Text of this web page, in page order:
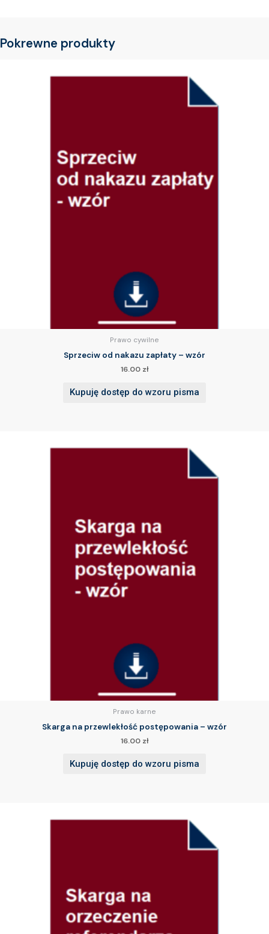
Pokrewne produkty
Prawo cywilne
Sprzeciw od nakazu zapłaty – wzór
16.00 zł
Kupuję dostęp do wzoru pisma
Prawo karne
Skarga na przewlekłość postępowania – wzór
16.00 zł
Kupuję dostęp do wzoru pisma